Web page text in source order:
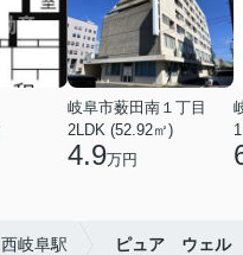
岐阜市薮田南１丁目
2LDK (52.92㎡)
4.9万円
西岐阜駅 ピュア ウェル